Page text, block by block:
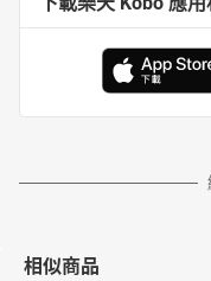
相似商品